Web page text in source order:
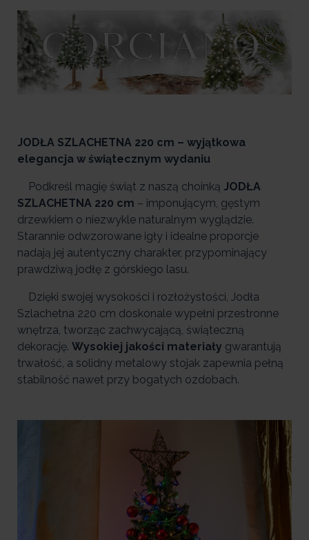
JODŁA SZLACHETNA 220 cm – wyjątkowa
elegancja w świątecznym wydaniu
Podkreśl magię świąt z naszą choinką JODŁA
SZLACHETNA 220 cm – imponującym, gęstym
drzewkiem o niezwykle naturalnym wyglądzie.
Starannie odwzorowane igły i idealne proporcje
nadają jej autentyczny charakter, przypominający
prawdziwą jodłę z górskiego lasu.
Dzięki swojej wysokości i rozłożystości, Jodła
Szlachetna 220 cm doskonale wypełni przestronne
wnętrza, tworząc zachwycającą, świąteczną
dekorację. Wysokiej jakości materiały gwarantują
trwałość, a solidny metalowy stojak zapewnia pełną
stabilność nawet przy bogatych ozdobach.